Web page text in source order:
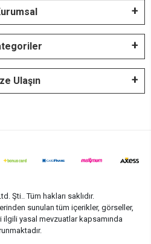
Ulaşın
Şti.. Tüm hakları saklıdır.
sunulan tüm içerikler, görseller,
ilgili yasal mevzuatlar kapsamında